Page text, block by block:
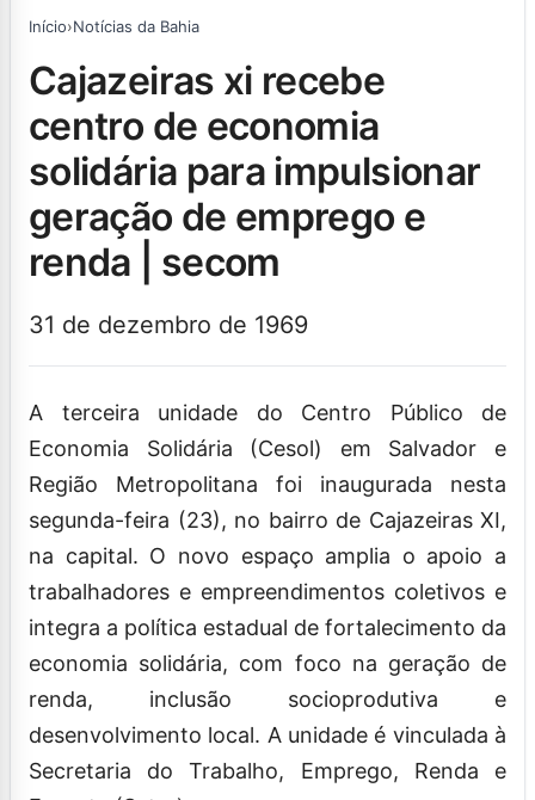
Início›Notícias da Bahia
cajazeiras xi recebe
centro de economia
solidária para impulsionar
geração de emprego e
renda | secom
31 de dezembro de 1969
A terceira unidade do Centro Público de
Economia Solidária (Cesol) em Salvador e
Região Metropolitana foi inaugurada nesta
segunda-feira (23), no bairro de Cajazeiras XI,
na capital. O novo espaço amplia o apoio a
trabalhadores e empreendimentos coletivos e
integra a política estadual de fortalecimento da
economia solidária, com foco na geração de
renda, inclusão socioprodutiva e
desenvolvimento local. A unidade é vinculada à
Secretaria do Trabalho, Emprego, Renda e